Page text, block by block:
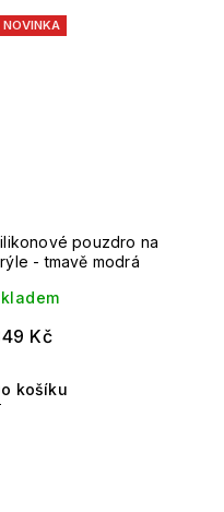
NOVINKA
pouzdro na
- tmavě modrá
Kč
košíku